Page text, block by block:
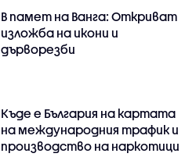
В памет на Ванга: Откриват
изложба на икони и
дърворезби
Къде е България на картата
на международния трафик и
производство на наркотици